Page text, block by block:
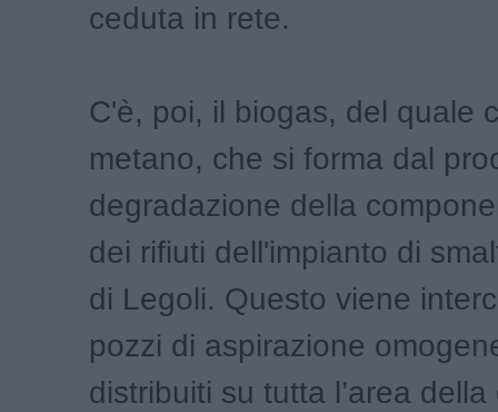
ceduta in rete.
C'è, poi, il biogas, del quale
metano, che si forma dal
degradazione della
dei rifiuti dell'impianto di
di Legoli. Questo viene
pozzi di aspirazione
distribuiti su tutta l’area